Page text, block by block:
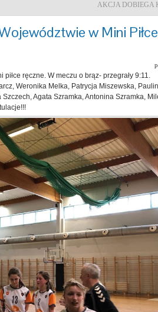
AKCJA DOBIEGA
w Mini Piłce
ręczne. W meczu o brąz- przegrały 9:11.
Weronika Melka, Patrycja Miszewska,
Agata Szramka, Antonina Szramka,
!!!